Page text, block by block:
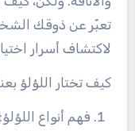
تعبّر عن ذوقك
لاكتشاف أسرار
كيف تختار اللؤلؤ
فهم أنواع